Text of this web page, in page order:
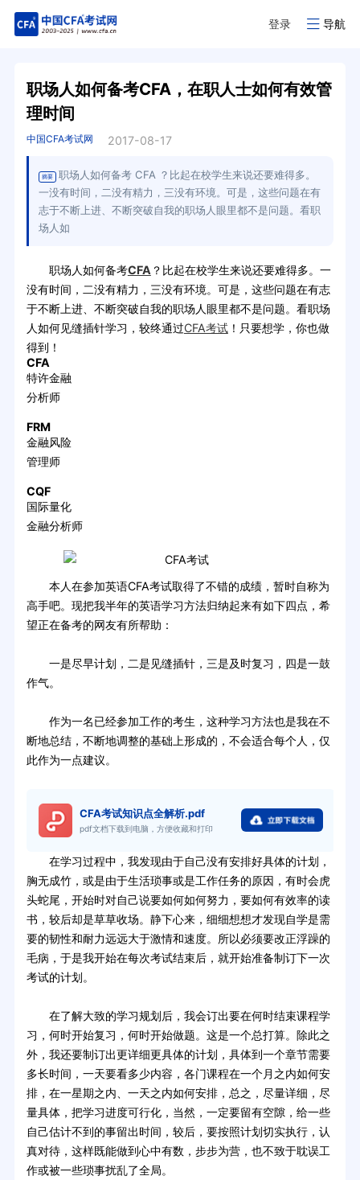
登录 导航
职场人如何备考CFA，在职人士如何有效管
理时间
中国CFA考试网 2017-08-17
摘要
职场人如何备考 CFA ？比起在校学生来说还要难得多。
一没有时间，二没有精力，三没有环境。可是，这些问题在有
志于不断上进、不断突破自我的职场人眼里都不是问题。看职
场人如
职场人如何备考CFA ？比起在校学生来说还要难得多。一
没有时间，二没有精力，三没有环境。可是，这些问题在有志
于不断上进、不断突破自我的职场人眼里都不是问题。看职场
人如何见缝插针学习，较终通过CFA考试！只要想学，你也做
得到！
CFA
特许金融
分析师
FRM
金融风险
管理师
CQF
国际量化
金融分析师
本人在参加英语CFA考试取得了不错的成绩，暂时自称为
高手吧。现把我半年的英语学习方法归纳起来有如下四点，希
望正在备考的网友有所帮助：
一是尽早计划，二是见缝插针，三是及时复习，四是一鼓
作气。
作为一名已经参加工作的考生，这种学习方法也是我在不
断地总结，不断地调整的基础上形成的，不会适合每个人，仅
此作为一点建议。
CFA考试知识点全解析.pdf
pdf文档下载到电脑，方便收藏和打印
在学习过程中，我发现由于自己没有安排好具体的计划，
胸无成竹，或是由于生活琐事或是工作任务的原因，有时会虎
头蛇尾，开始时对自己说要如何如何努力，要如何有效率的读
书，较后却是草草收场。静下心来，细细想想才发现自学是需
要的韧性和耐力远远大于激情和速度。所以必须要改正浮躁的
毛病，于是我开始在每次考试结束后，就开始准备制订下一次
考试的计划。
在了解大致的学习规划后，我会订出要在何时结束课程学
习，何时开始复习，何时开始做题。这是一个总打算。除此之
外，我还要制订出更详细更具体的计划，具体到一个章节需要
多长时间，一天要看多少内容，各门课程在一个月之内如何安
排，在一星期之内、一天之内如何安排，总之，尽量详细，尽
量具体，把学习进度可行化，当然，一定要留有空隙，给一些
自己估计不到的事留出时间，较后，要按照计划切实执行，认
真对待，这样既能做到心中有数，步步为营，也不致于耽误工
作或被一些琐事扰乱了全局。